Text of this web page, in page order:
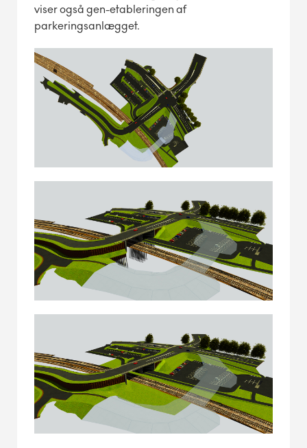
viser også gen-etableringen af
parkeringsanlægget.